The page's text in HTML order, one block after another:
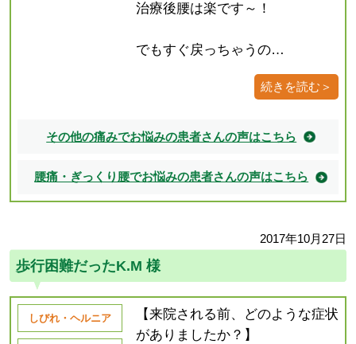
治療後腰は楽です～！
でもすぐ戻っちゃうの…
続きを読む＞
その他の痛みでお悩みの患者さんの声はこちら
腰痛・ぎっくり腰でお悩みの患者さんの声はこちら
2017年10月27日
歩行困難だったK.M 様
しびれ・ヘルニア
【来院される前、どのような症状
がありましたか？】